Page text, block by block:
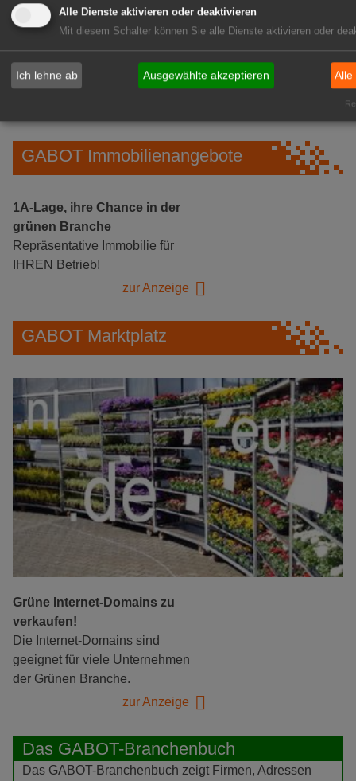
Gärtnerei Hanns
Logistikhalle
Herongen
GABOT Immobilienangebote
1A-Lage, ihre Chance in der
grünen Branche
Repräsentative Immobilie für
IHREN Betrieb!
zur Anzeige
GABOT Marktplatz
Grüne Internet-Domains zu
verkaufen!
Die Internet-Domains sind
geeignet für viele Unternehmen
der Grünen Branche.
zur Anzeige
Das GABOT-Branchenbuch
Das GABOT-Branchenbuch zeigt Firmen, Adressen
Alle Dienste aktivieren oder deaktivieren
Mit diesem Schalter können Sie alle Dienste aktivieren oder
Ich lehne ab Ausgewählte akzeptieren Alle